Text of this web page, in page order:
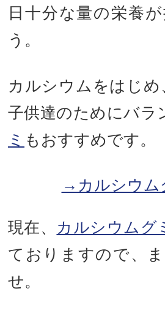
日十分な量の栄養
う。
カルシウムをはじ
子供達のためにバラ
ミ もおすすめです。
→カルシウム
現在、 カルシウムグ
ておりますので、
せ。